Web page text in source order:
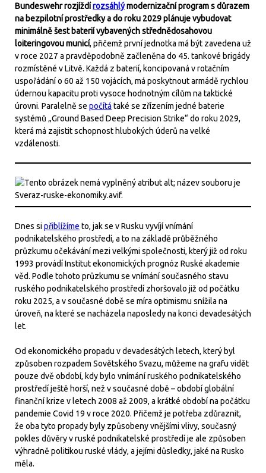
Bundeswehr rozjíždírozsáhlýmodernizační program s důrazem
na bezpilotní prostředky a do roku 2029 plánuje vybudovat
minimálně šest baterií vybavených střednědosahovou
loiteringovou municí, přičemž první jednotka má být zavedena už
v roce 2027 a pravděpodobně začleněna do 45. tankové brigády
rozmístěné v Litvě. Každá z baterií, koncipovaná v rotačním
uspořádání o 60 až 150 vojácích, má poskytnout armádě rychlou
údernou kapacitu proti vysoce hodnotným cílům na taktické
úrovni. Paralelně se počítá také se zřízením jedné baterie
systémů „Ground Based Deep Precision Strike“ do roku 2029,
která má zajistit schopnost hlubokých úderů na velké
vzdálenosti.
Dnes sipřiblížíme to, jak se v Rusku vyvíjí vnímání
podnikatelského prostředí, a to na základě průběžného
průzkumu očekávání mezi velkými společnosti, který již od roku
1993 provádí Institut ekonomických prognóz Ruské akademie
věd. Podle tohoto průzkumu se vnímání současného stavu
ruského podnikatelského prostředí zhoršovalo již od počátku
roku 2025, a v současné době se míra optimismu snížila na
úroveň, na které se nacházela naposledy na konci devadesátých
let.
Od ekonomického propadu v devadesátých letech, který byl
způsoben rozpadem Sovětského Svazu, můžeme na grafu vidět
pouze dvě období, kdy bylo vnímání ruského podnikatelského
prostředí ještě horší, než v současné době – období globální
finanční krize v letech 2008 až 2009, a krátké období na počátku
pandemie Covid 19 v roce 2020. Přičemž je potřeba zdůraznit,
že oba tyto propady byly způsobeny vnějšími vlivy, současný
pokles důvěry v ruské podnikatelské prostředí je ale způsoben
výhradně politikou ruské vlády, a jejími důsledky, jaké na Rusko
měla.